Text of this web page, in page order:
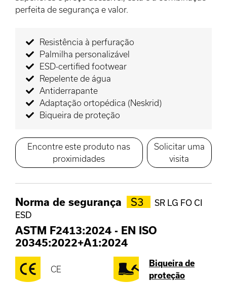
perfeita de segurança e valor.
Resistência à perfuração
Palmilha personalizável
ESD-certified footwear
Repelente de água
Antiderrapante
Adaptação ortopédica (Neskrid)
Biqueira de proteção
Encontre este produto nas
proximidades
Solicitar uma
visita
Norma de segurança S3
SR LG FO CI
ESD
ASTM F2413:2024 - EN ISO
20345:2022+A1:2024
CE
Biqueira de
proteção